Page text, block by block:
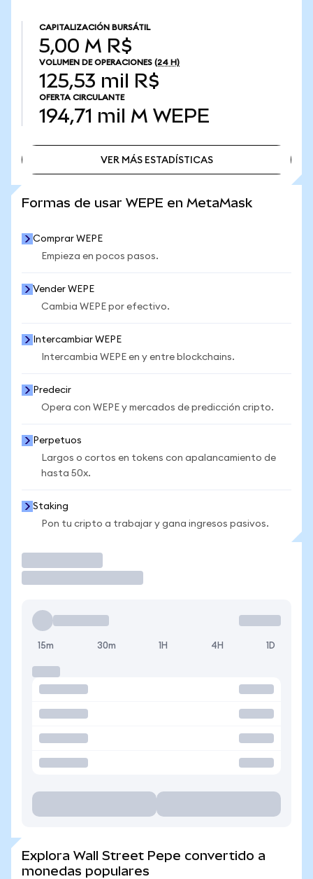
CAPITALIZACIÓN BURSÁTIL
5,00 M R$
VOLUMEN DE OPERACIONES (24 H)
125,53 mil R$
OFERTA CIRCULANTE
194,71 mil M WEPE
VER MÁS ESTADÍSTICAS
Formas de usar WEPE en MetaMask
Comprar WEPE
Empieza en pocos pasos.
Vender WEPE
Cambia WEPE por efectivo.
Intercambiar WEPE
Intercambia WEPE en y entre blockchains.
Predecir
Opera con WEPE y mercados de predicción cripto.
Perpetuos
Largos o cortos en tokens con apalancamiento de
hasta 50x.
Staking
Pon tu cripto a trabajar y gana ingresos pasivos.
15m 30m 1H 4H 1D
Explora Wall Street Pepe convertido a
monedas populares